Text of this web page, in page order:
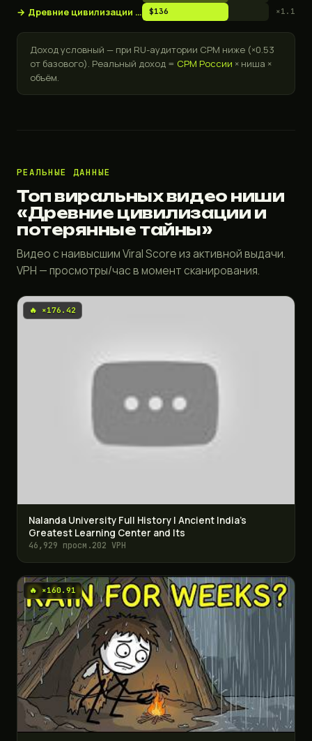
→ Древние цивилизации и потерянные тайны $136 ×1.1
Доход условный — при RU-аудитории CPM ниже (×0.53
от базового). Реальный доход = CPM России × ниша ×
объём.
РЕАЛЬНЫЕ ДАННЫЕ
Топ виральных видео ниши
«Древние цивилизации и
потерянные тайны»
Видео с наивысшим Viral Score из активной выдачи.
VPH — просмотры/час в момент сканирования.
🔥 ×176.42
Nalanda University Full History | Ancient India’s
Greatest Learning Center and Its
46,929 просм.202 VPH
🔥 ×160.91